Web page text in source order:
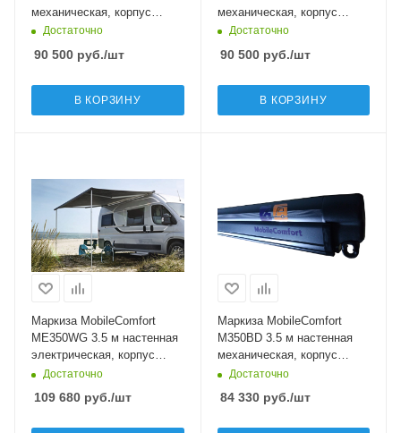
механическая, корпус
чёрный, полотно тёмно-
Достаточно
90 500 руб./шт
В КОРЗИНУ
механическая, корпус
белый, полотно светло-
Достаточно
90 500руб./шт
В КОРЗИНУ
Маркиза MobileComfort
ME350WG 3.5 м настенная
электрическая, корпус
белый, полотно светло-
Достаточно
109 680 руб./шт
Маркиза MobileComfort
M350BD 3.5 м настенная
механическая, корпус
чёрный, полотно тёмно-
Достаточно
84 330руб./шт